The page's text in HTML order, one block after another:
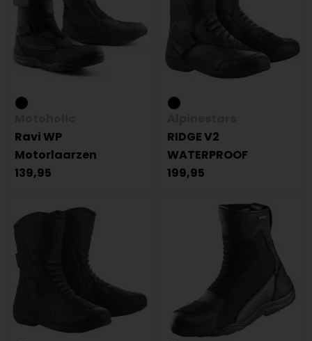
Ravi WP
Motorlaarzen
139,95
RIDGE V2
WATERPROOF
199,95